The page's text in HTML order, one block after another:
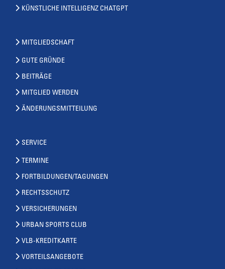
KÜNSTLICHE INTELLIGENZ CHATGPT
MITGLIEDSCHAFT
GUTE GRÜNDE
BEITRÄGE
MITGLIED WERDEN
ÄNDERUNGSMITTEILUNG
SERVICE
TERMINE
FORTBILDUNGEN/TAGUNGEN
RECHTSSCHUTZ
VERSICHERUNGEN
URBAN SPORTS CLUB
VLB-KREDITKARTE
VORTEILSANGEBOTE